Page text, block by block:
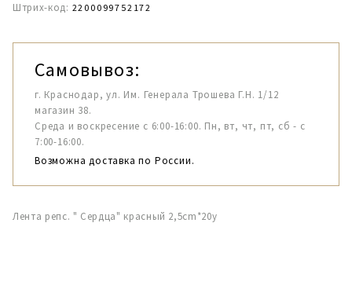
Штрих-код: 2200099752172
Самовывоз:
г. Краснодар, ул. Им. Генерала Трошева Г.Н. 1/12
магазин 38.
Среда и воскресение с 6:00-16:00. Пн, вт, чт, пт, сб - с
7:00-16:00.
Возможна доставка по России.
Лента репс. " Сердца" красный 2,5cm*20y